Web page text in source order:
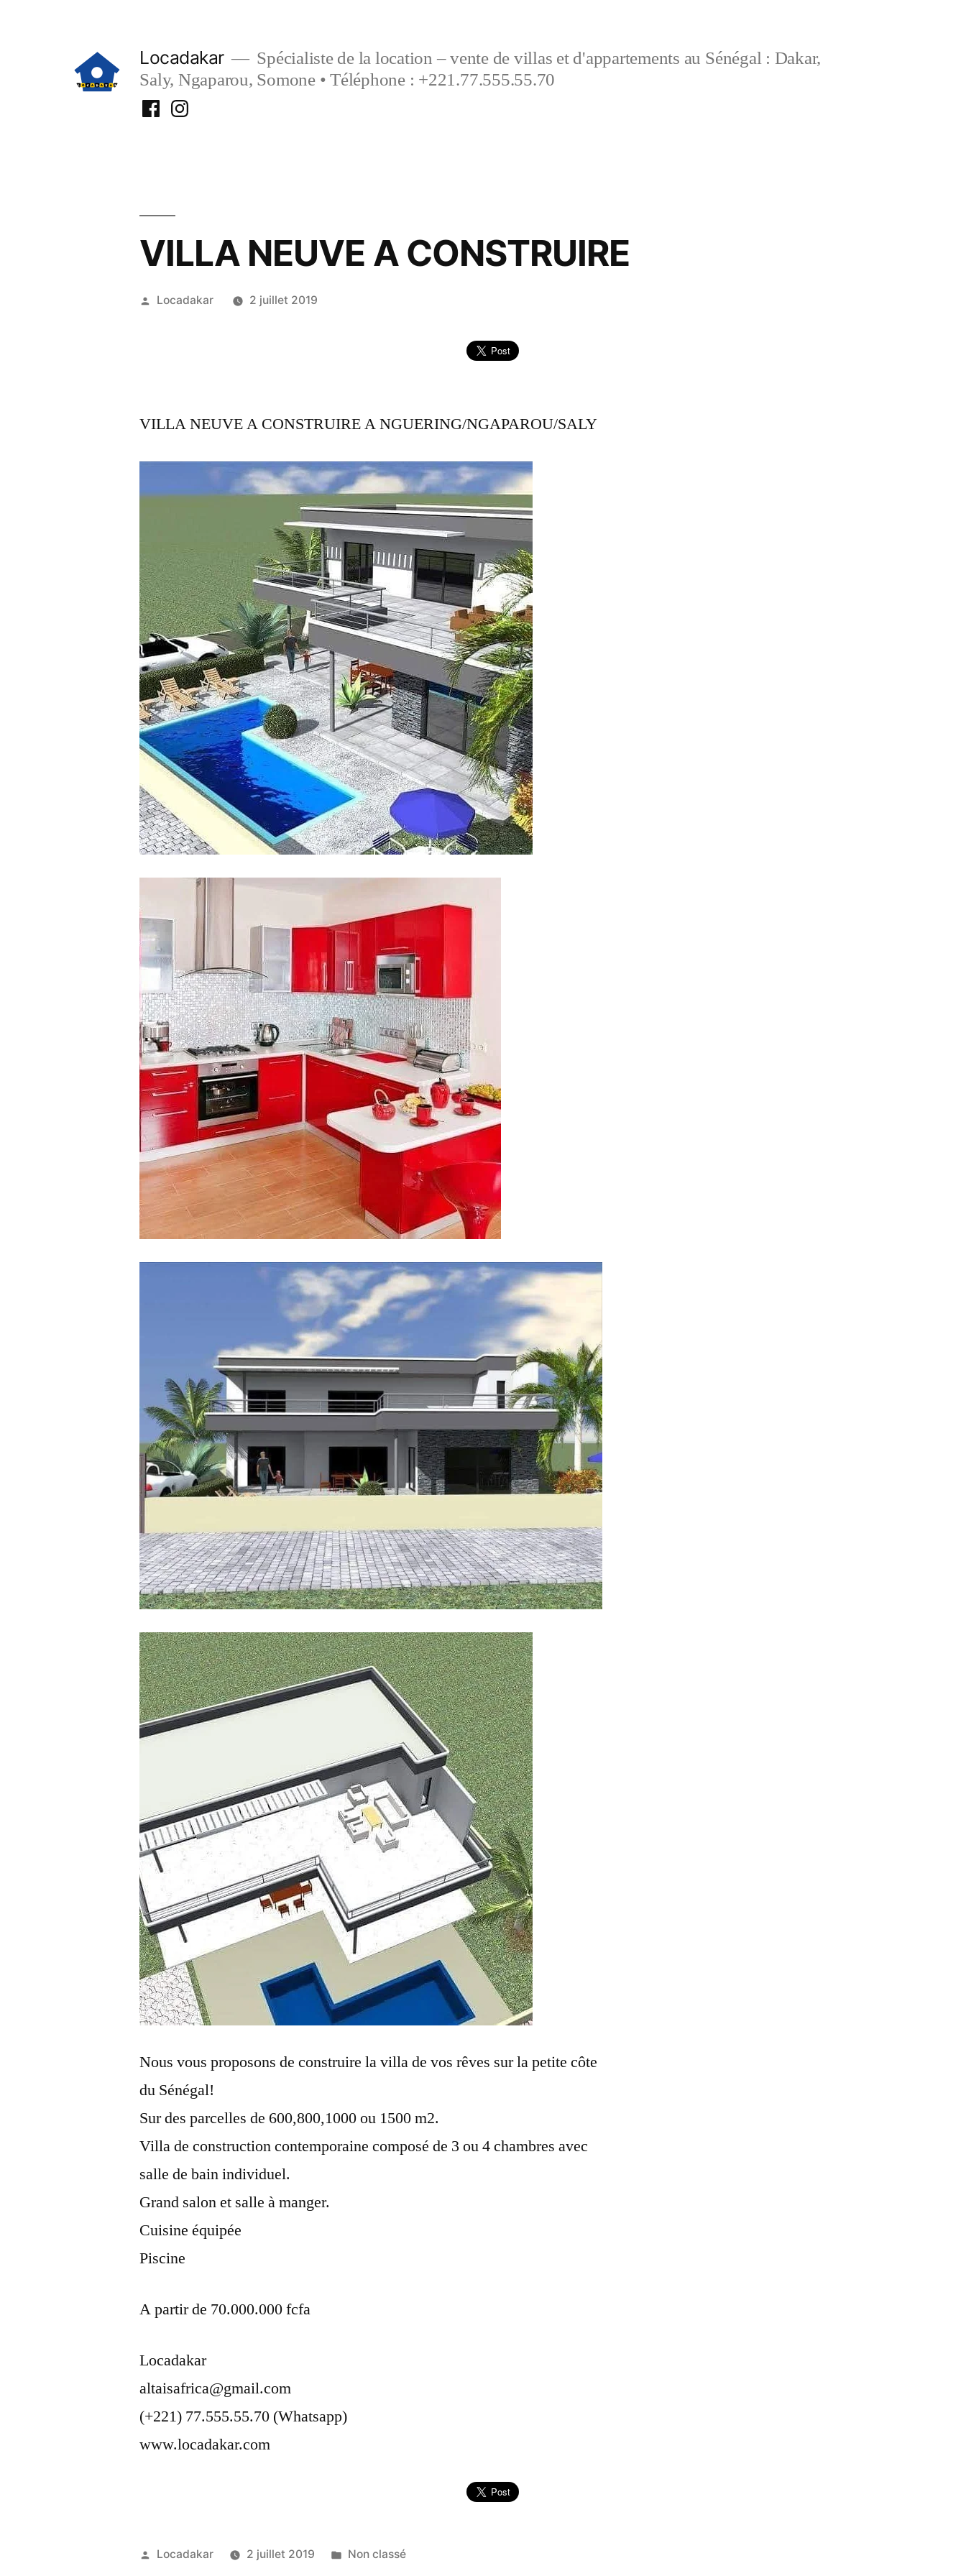
Locadakar
Spécialiste de la location – vente de villas et d'appartements au Sénégal : Dakar,
Saly, Ngaparou, Somone • Téléphone : +221.77.555.55.70
FacebookInstagram
VILLA NEUVE A CONSTRUIRE
Publié
Locadakar 2 juillet 2019
VILLA NEUVE A CONSTRUIRE A NGUERING/NGAPAROU/SALY
Nous vous proposons de construire la villa de vos rêves sur la petite côte
du Sénégal!
Sur des parcelles de 600,800,1000 ou 1500 m2.
Villa de construction contemporaine composé de 3 ou 4 chambres avec
salle de bain individuel.
Grand salon et salle à manger.
Cuisine équipée
Piscine
A partir de 70.000.000 fcfa
Locadakar
altaisafrica@gmail.com
(+221) 77.555.55.70 (Whatsapp)
www.locadakar.com
Publié
Locadakar 2 juillet 2019
Publié
Non classé